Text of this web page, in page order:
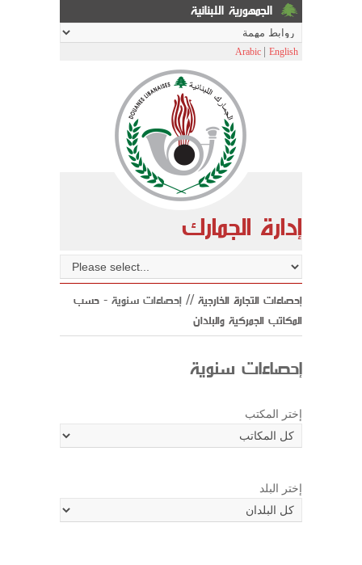
الجمهورية اللبنانية
Arabic English
إدارة الجمارك
إحصاءات التجارة الخارجية // إحصاءات سنوية - حسب
المكاتب الجمركية والبلدان
إحصاءات سنوية
إختر المكتب
إختر البلد